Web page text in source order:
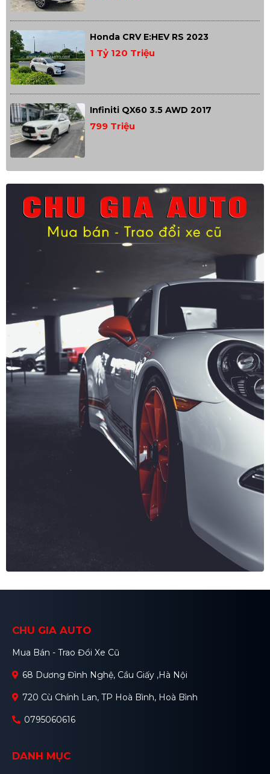
Honda CRV E:HEV RS 2023
1 Tỷ 120 Triệu
Infiniti QX60 3.5 AWD 2017
799 Triệu
CHU GIA AUTO
Mua Bán - Trao Đổi Xe Cũ
68 Dương Đình Nghệ, Cầu Giấy ,Hà Nội
720 Cù Chính Lan, TP Hoà Bình, Hoà Bình
0795060616
DANH MỤC